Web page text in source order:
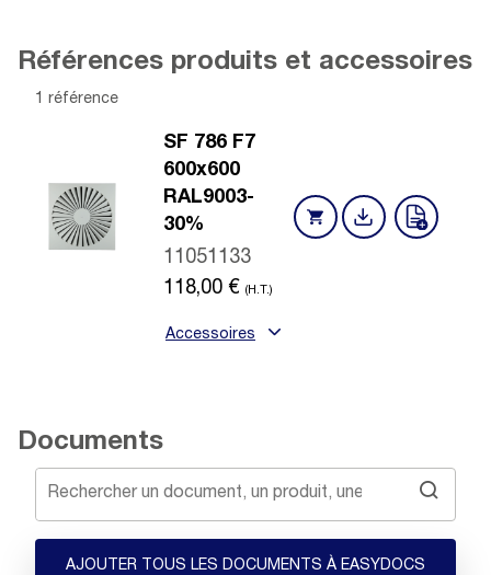
Références produits et accessoires
1 référence
SF 786 F7
600x600
RAL9003-
30%
11051133
118,00 € (H.T.)
Accessoires
Documents
AJOUTER TOUS LES DOCUMENTS À EASYDOCS